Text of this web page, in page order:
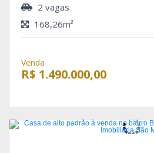
2 vagas
168,26m²
Venda
R$ 1.490.000,00